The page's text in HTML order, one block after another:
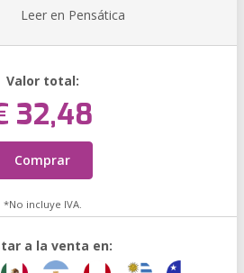
Leer en Pensática
Valor total:
32,48
Comprar
*No incluye IVA.
a la venta en: